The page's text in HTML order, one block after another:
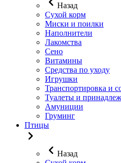
Назад
Сухой корм
Миски и поилки
Наполнители
Лакомства
Сено
Витамины
Средства по уходу
Игрушки
Транспортировка и
Туалеты и
Амуниции
Груминг
Птицы
Назад